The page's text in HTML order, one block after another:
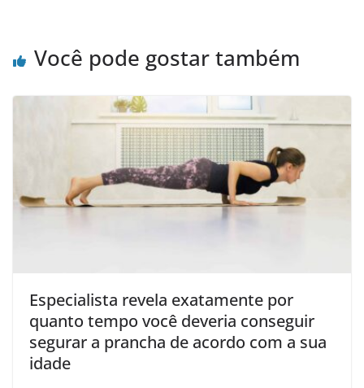
Você pode gostar também
Especialista revela exatamente por
quanto tempo você deveria conseguir
segurar a prancha de acordo com a sua
idade